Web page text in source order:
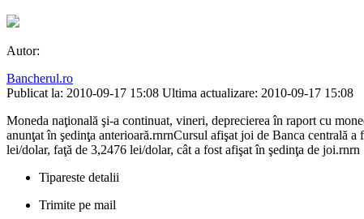
Autor:
Bancherul.ro
Publicat la: 2010-09-17 15:08 Ultima actualizare: 2010-09-17 15:08
Moneda naţională şi-a continuat, vineri, deprecierea în raport cu
anunţat în şedinţa anterioară.rnrnCursul afişat joi de Banca centrală
lei/dolar, faţă de 3,2476 lei/dolar, cât a fost afişat în şedinţa de joi.rnrn
Tipareste detalii
Trimite pe mail